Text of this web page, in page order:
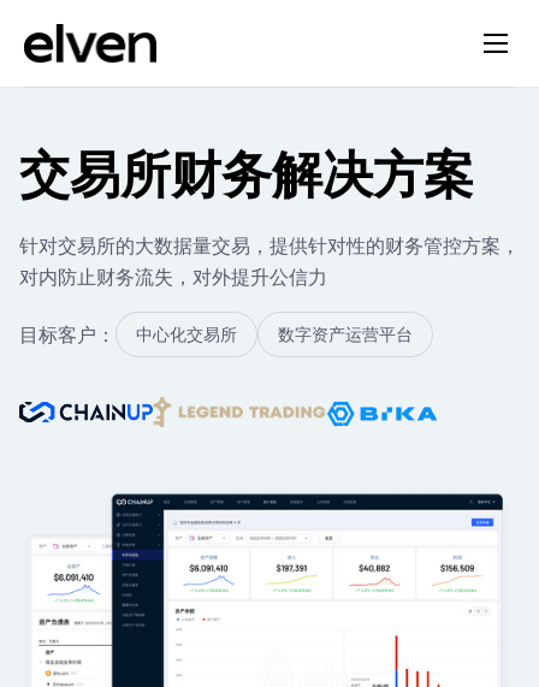
交易所财务解决方案
针对交易所的大数据量交易，提供针对性的财务管控方案，
对内防止财务流失，对外提升公信力
目标客户： 中心化交易所 数字资产运营平台